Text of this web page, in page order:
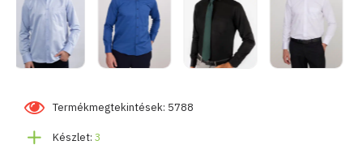
Készlet: 3
Termékmegtekintések: 5788